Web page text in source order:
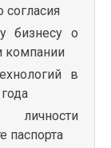
согласия
бизнесу о
компании
в
личности
паспорта